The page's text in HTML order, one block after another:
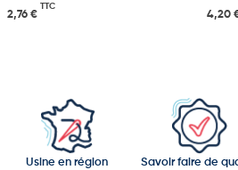
2,76 €
TTC
4,20
Usine en région
Savoir faire de